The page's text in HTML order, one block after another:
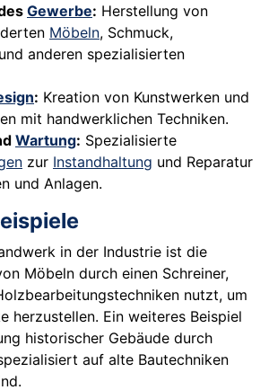
Gewerbe: Herstellung von
Möbeln, Schmuck,
anderen spezialisierten
: Kreation von Kunstwerken und
mit handwerklichen Techniken.
Wartung: Spezialisierte
zur Instandhaltung und Reparatur
und Anlagen.
in der Industrie ist die
Möbeln durch einen Schreiner,
nutzt, um
herzustellen. Ein weiteres Beispiel
historischer Gebäude durch
auf alte Bautechniken